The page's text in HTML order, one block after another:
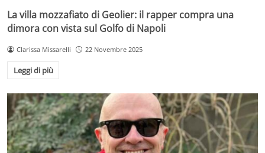
La villa mozzafiato di Geolier: il rapper compra una
dimora con vista sul Golfo di Napoli
Clarissa Missarelli 22 Novembre 2025
Leggi di più